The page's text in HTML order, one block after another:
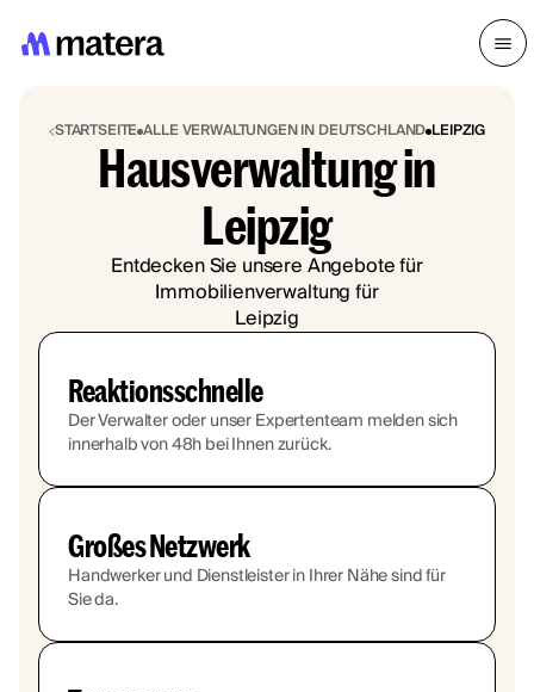
STARTSEITE ALLE VERWALTUNGEN IN DEUTSCHLAND LEIPZIG
Hausverwaltung in
Leipzig
Entdecken Sie unsere Angebote für
Immobilienverwaltung für
Leipzig
Reaktionsschnelle
Der Verwalter oder unser Expertenteam melden sich
innerhalb von 48h bei Ihnen zurück.
Großes Netzwerk
Handwerker und Dienstleister in Ihrer Nähe sind für
Sie da.